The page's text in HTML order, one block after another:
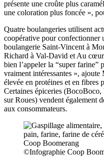
présente une croûte plus
une coloration plus foncée »,
Quatre boulangeries utilisent
coopérative pour confectionner
boulangerie Saint-Vincent à
Richard à Val-David et Au
bien l’appeler la “super farine”
vraiment intéressantes »,
élevée en protéines et en fibres
Certaines épiceries
sur Roues) vendent également
aux consommateurs.
©Infographie Coop